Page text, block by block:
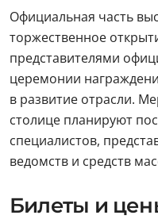
Официальная часть
торжественное
представителями
церемонии
в развитие отрасли.
столице планируют
специалистов,
ведомств и средств
Билеты и